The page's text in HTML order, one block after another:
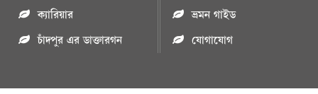
ক্যারিয়ার
চাঁদপুর এর ডাক্তারগন
ভ্রমন গাইড
যোগাযোগ